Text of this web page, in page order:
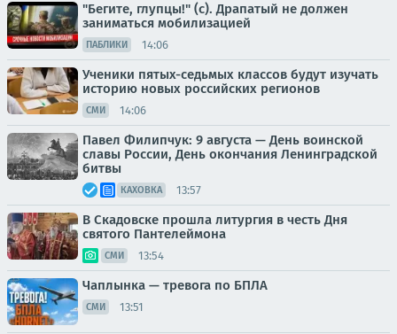
"Бегите, глупцы!" (с). Драпатый не должен
заниматься мобилизацией
ПАБЛИКИ 14:06
Ученики пятых-седьмых классов будут изучать
историю новых российских регионов
СМИ 14:06
Павел Филипчук: 9 августа — День воинской
славы России, День окончания Ленинградской
битвы
КАХОВКА 13:57
В Скадовске прошла литургия в честь Дня
святого Пантелеймона
СМИ 13:54
Чаплынка — тревога по БПЛА
СМИ 13:51